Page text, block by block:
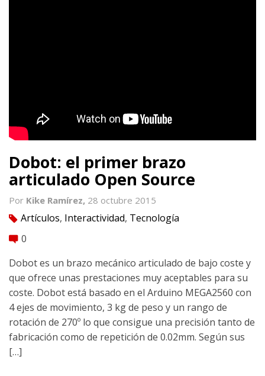
Dobot: el primer brazo
articulado Open Source
Por Kike Ramírez, 28 octubre 2015
tag Artículos, Interactividad, Tecnología
comment 0
Dobot es un brazo mecánico articulado de bajo coste y
que ofrece unas prestaciones muy aceptables para su
coste. Dobot está basado en el Arduino MEGA2560 con
4 ejes de movimiento, 3 kg de peso y un rango de
rotación de 270º lo que consigue una precisión tanto de
fabricación como de repetición de 0.02mm. Según sus
[…]